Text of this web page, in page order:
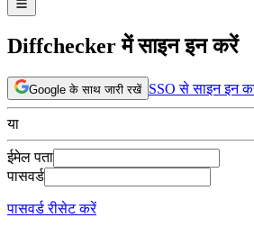
Diffchecker में साइन इन करें
Google के साथ जारी रखें SSO से साइन इन
या
ईमेल पता
पासवर्ड
पासवर्ड रीसेट करें